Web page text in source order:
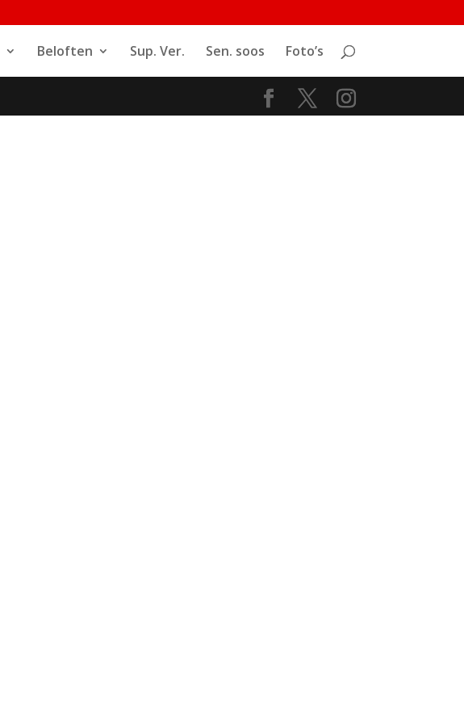
Beloften Sup. Ver. Sen. soos Foto’s